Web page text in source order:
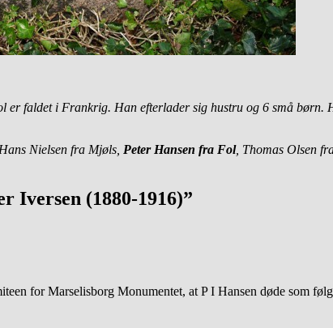
er faldet i Frankrig. Han efterlader sig hustru og 6 små
Nielsen fra Mjøls, Peter Hansen fra Fol, Thomas Olsen
Iversen (1880-1916)”
for Marselisborg Monumentet, at P I Hansen døde som